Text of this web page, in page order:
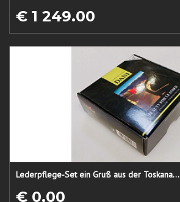
€ 1 249.00
Lederpflege-Set ein Gruß aus der Toskana...
€ 0.00